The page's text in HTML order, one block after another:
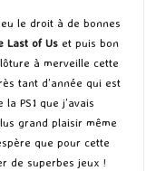
le droit à de bonnes
Last of Us et puis bon
à merveille cette
tant d’année qui est
PS1 que j’avais
grand plaisir même
que pour cette
de superbes jeux !